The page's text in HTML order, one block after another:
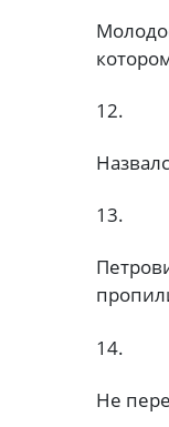
12.
13.
14.
Не